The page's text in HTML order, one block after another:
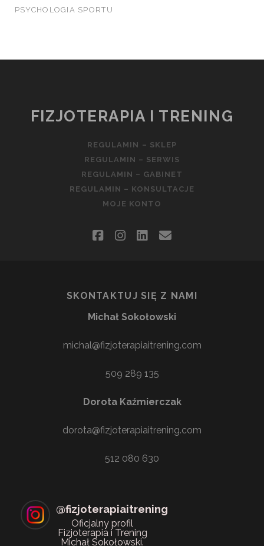
PSYCHOLOGIA SPORTU
FIZJOTERAPIA I TRENING
REGULAMIN – SKLEP
REGULAMIN – SERWIS
REGULAMIN – GABINET
REGULAMIN – KONSULTACJE
MOJE KONTO
facebookinstagram
linkedin
email
SKONTAKTUJ SIĘ Z NAMI
Michał Sokołowski
michal@fizjoterapiaitrening.com
509 289 135
Dorota Kaźmierczak
dorota@fizjoterapiaitrening.com
512 080 630
@fizjoterapiaitrening
Oficjalny profil
Fizjoterapia i Trening
Michał Sokołowski.